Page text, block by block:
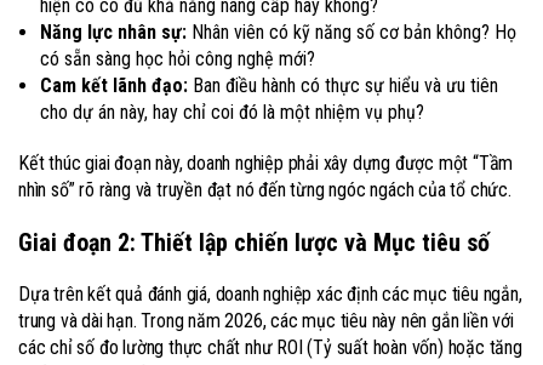
hiện có có đủ khả năng nâng cấp hay không?
Năng lực nhân sự: Nhân viên có kỹ năng số cơ bản không? Họ
có sẵn sàng học hỏi công nghệ mới?
Cam kết lãnh đạo: Ban điều hành có thực sự hiểu và ưu tiên
cho dự án này, hay chỉ coi đó là một nhiệm vụ phụ?
Kết thúc giai đoạn này, doanh nghiệp phải xây dựng được một “Tầm
nhìn số” rõ ràng và truyền đạt nó đến từng ngóc ngách của tổ chức.
Giai đoạn 2: Thiết lập chiến lược và Mục tiêu số
Dựa trên kết quả đánh giá, doanh nghiệp xác định các mục tiêu ngắn,
trung và dài hạn. Trong năm 2026, các mục tiêu này nên gắn liền với
các chỉ số đo lường thực chất như ROI (Tỷ suất hoàn vốn) hoặc tăng